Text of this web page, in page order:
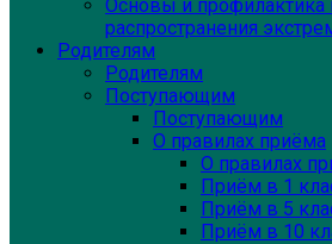
Основы и профилактика
распространения
Родителям
Родителям
Поступающим
Поступающим
О правилах приёма
О правилах
Приём в 1
Приём в 5
Приём в 10